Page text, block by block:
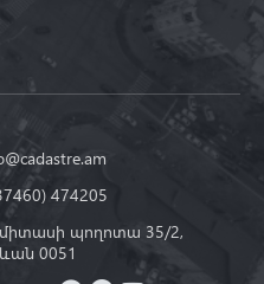
474205
պողոտա 35/2,
0051